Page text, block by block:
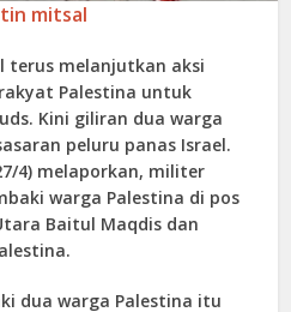
mitsal
terus melanjutkan aksi
Palestina untuk
Kini giliran dua warga
peluru panas Israel.
4) melaporkan, militer
warga Palestina di pos
Baitul Maqdis dan
dua warga Palestina itu